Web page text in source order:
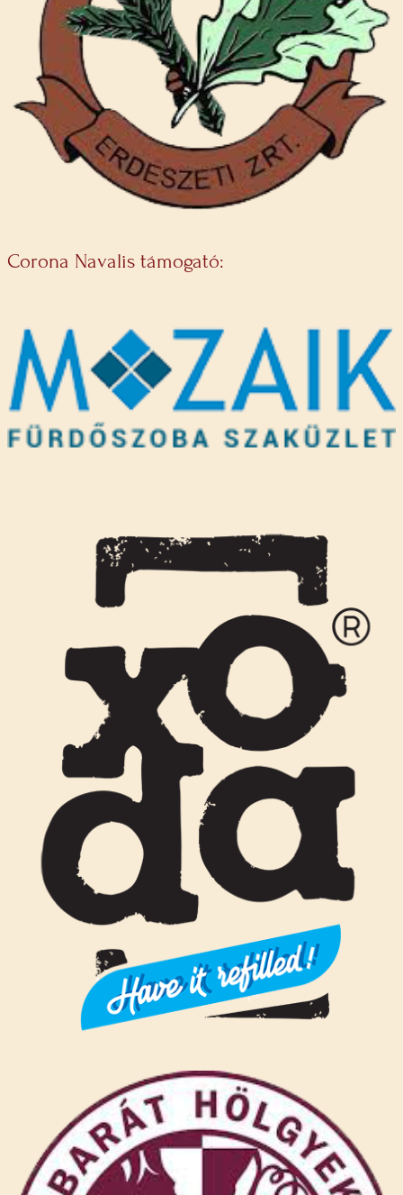
Corona Navalis támogató: